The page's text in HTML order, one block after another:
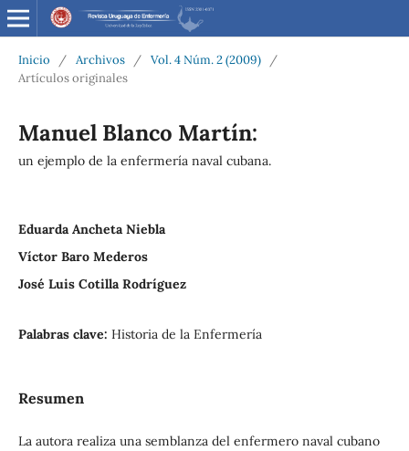
Inicio / Archivos / Vol. 4 Núm. 2 (2009)
/
Artículos originales
Manuel Blanco Martín:
un ejemplo de la enfermería naval cubana.
Eduarda Ancheta Niebla
Víctor Baro Mederos
José Luis Cotilla Rodríguez
Palabras clave: Historia de la Enfermería
Resumen
La autora realiza una semblanza del enfermero naval cubano